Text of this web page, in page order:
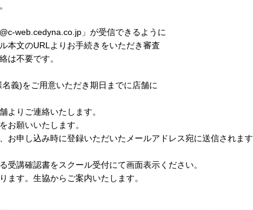
web.cedyna.co.jp」が受信できるように
文のURLよりお手続きをいただき審査
不要です。
)をご用意いただき期日までに店舗に
よりご連絡いたします。
願いいたします。
申し込み時に登録いただいたメールアドレス宛に送信されます
講確認書をスクール受付にて画面表示ください。
す。生協からご案内いたします。